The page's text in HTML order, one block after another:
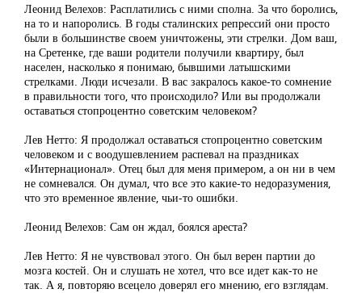
Леонид Велехов: Расплатились с ними сполна. За что боролись,
на то и напоролись. В годы сталинских репрессий они просто
были в большинстве своем уничтожены, эти стрелки. Дом ваш,
на Сретенке, где ваши родители получили квартиру, был
населен, насколько я понимаю, бывшими латышскими
стрелками. Люди исчезали. В вас закралось какое-то сомнение
в правильности того, что происходило? Или вы продолжали
оставаться стопроцентно советским человеком?
Лев Нетто: Я продолжал оставаться стопроцентно советским
человеком и с воодушевлением распевал на праздниках
«Интернационал». Отец был для меня примером, а он ни в чем
не сомневался. Он думал, что все это какие-то недоразумения,
что это временное явление, чьи-то ошибки.
Леонид Велехов: Сам он ждал, боялся ареста?
Лев Нетто: Я не чувствовал этого. Он был верен партии до
мозга костей. Он и слушать не хотел, что все идет как-то не
так. А я, повторяю всецело доверял его мнению, его взглядам.